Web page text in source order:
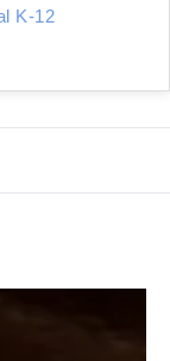
K-12